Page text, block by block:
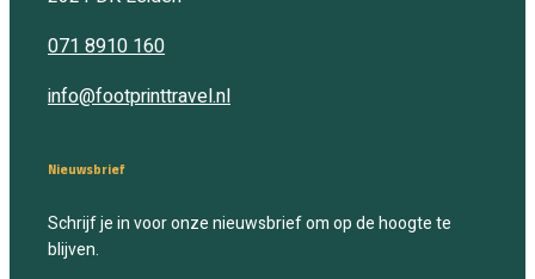
071 8910 160
info@footprinttravel.nl
Nieuwsbrief
Schrijf je in voor onze nieuwsbrief om op de hoogte te
blijven.